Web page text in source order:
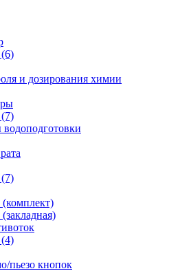
и дозирования химии
пьезо кнопок